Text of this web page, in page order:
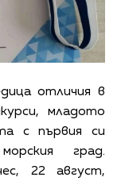
отличия в
младото
с първия си
град.
22 август,